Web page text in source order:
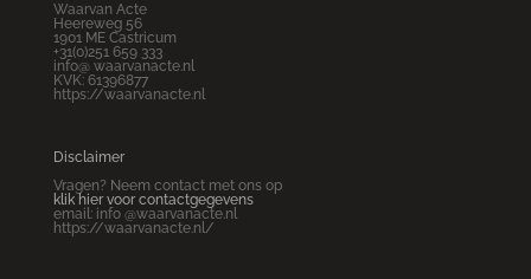
Waarvan Acte
Heereweg 56
1901 ME Castricum
+31(0)251 659 333
info@ waarvanacte.nl
KVK: 61396877
https://waarvanacte.nl
Disclaimer
Vragen? Neem contact met ons op
klik hier voor contactgegevens
email: info @waarvanacte.nl
https://waarvanacte.nl/